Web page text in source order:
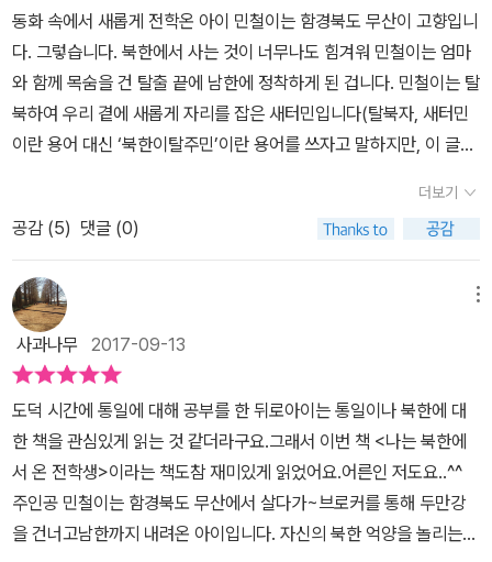
동화 속에서 새롭게 전학온 아이 민철이는 함경북도 무산이 고향입니
다. 그렇습니다. 북한에서 사는 것이 너무나도 힘겨워 민철이는 엄마
와 함께 목숨을 건 탈출 끝에 남한에 정착하게 된 겁니다. 민철이는 탈
북하여 우리 곁에 새롭게 자리를 잡은 새터민입니다(탈북자, 새터민
이란 용어 대신 ‘북한이탈주민’이란 용어를 쓰자고 말하지만, 이 글에
는 북한에서 온 전학생』은 이처럼 북한에서 탈출하여 남한에서 새롭
게 시작하게 된 민철의 학교생활을 그려내고 있습니다. 동화는 아울
러 새터민들을 향한 우리의 배타적 자세를 오롯이 보여주기도 합니
다. 민철은 단지 다른 아이들과 말투가 다른 것뿐인데, 여태 살아온 삶
의 배경이 다를 뿐인데, 아이들에게 배척당하고, 조롱의 대상이 되어
버립니다. 새로운 삶의 자리에 적응하는데 시간이 필요한 것뿐인데,
민철은 아무것도 모르고 할 줄 아는 것도 없는 무능한 아이로 폄하되
어 버립니다. 그냥 북한에서 태어났을 뿐이고, 배가 고파서 남한으로
왔을 뿐이다. 그걸 가지고 왜 놀리고 미워하는지 모르겠다.(94쪽)
이렇게 동화는 우리 안에 있는 북녘 땅의 동포를 향한 반응, 새터민을
향한 우리의 시선을 드러냅니다. 하지만, 여기에서 머물지 않습니다.
이런 우리의 배타적 자세를 뛰어넘어 서로를 이해하고, 포용하고 용
더보기
공감 (5) 댓글 (0)
사과나무 2017-09-13
도덕 시간에 통일에 대해 공부를 한 뒤로아이는 통일이나 북한에 대
한 책을 관심있게 읽는 것 같더라구요.그래서 이번 책 <나는 북한에
서 온 전학생>이라는 책도참 재미있게 읽었어요.어른인 저도요..^^
주인공 민철이는 함경북도 무산에서 살다가~브로커를 통해 두만강
을 건너고남한까지 내려온 아이입니다. 자신의 북한 억양을 놀리는